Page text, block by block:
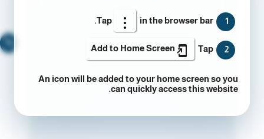
1
Tap in the browser bar.
2
Tap
Add to Home Screen
An icon will be added to your home screen so you
can quickly access this website.